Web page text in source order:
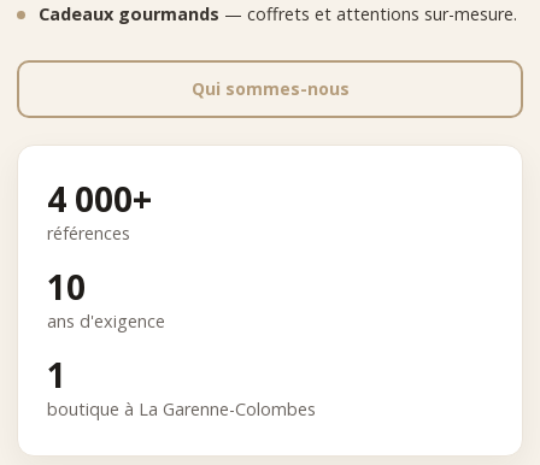
Cadeaux gourmands — coffrets et attentions sur-mesure.
Qui sommes-nous
4 000+
références
10
ans d'exigence
1
boutique à La Garenne-Colombes